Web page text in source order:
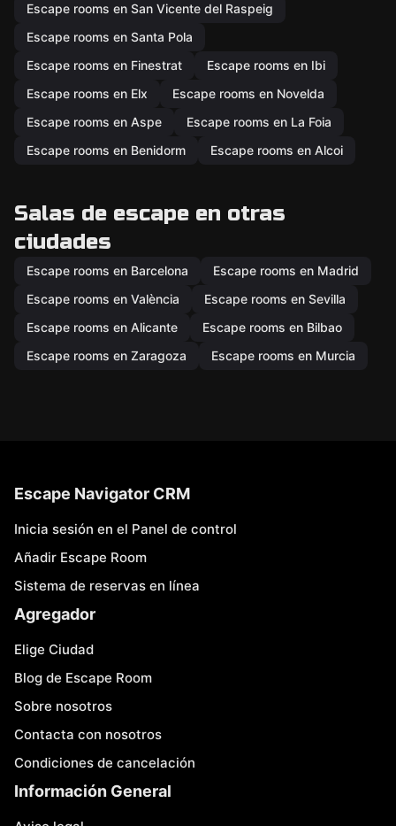
Escape rooms en San Vicente del Raspeig
Escape rooms en Santa Pola
Escape rooms en Finestrat
Escape rooms en Ibi
Escape rooms en Elx
Escape rooms en Novelda
Escape rooms en Aspe
Escape rooms en La Foia
Escape rooms en Benidorm
Escape rooms en Alcoi
Salas de escape en otras
ciudades
Escape rooms en Barcelona
Escape rooms en Madrid
Escape rooms en València
Escape rooms en Sevilla
Escape rooms en Alicante
Escape rooms en Bilbao
Escape rooms en Zaragoza
Escape rooms en Murcia
Escape Navigator CRM
Inicia sesión en el Panel de control
Añadir Escape Room
Sistema de reservas en línea
Agregador
Elige Ciudad
Blog de Escape Room
Sobre nosotros
Contacta con nosotros
Condiciones de cancelación
Información General